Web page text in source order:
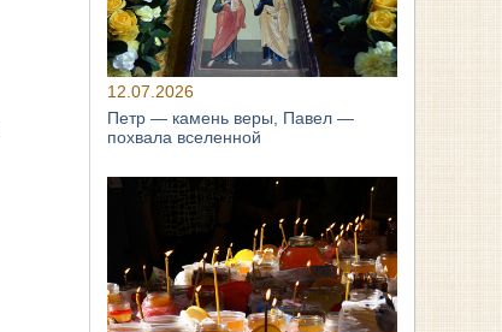
12.07.2026
Петр — камень веры, Павел —
похвала вселенной